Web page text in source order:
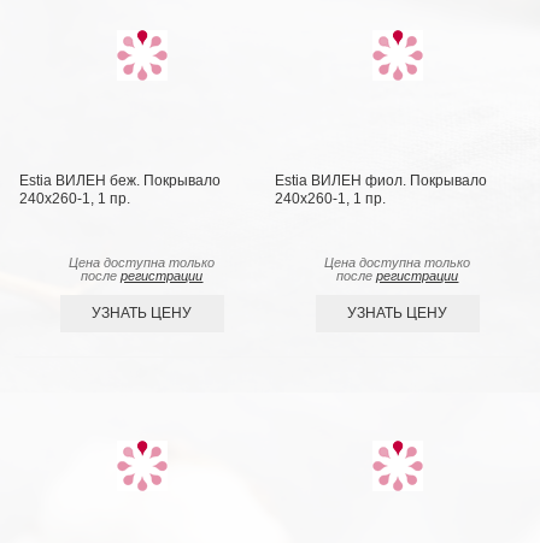
Estia ВИЛЕН беж. Покрывало
240х260-1, 1 пр.
Цена доступна только
послерегистрации
УЗНАТЬ ЦЕНУ
Estia ВИЛЕН фиол. Покрывало
240х260-1, 1 пр.
Цена доступна только
послерегистрации
УЗНАТЬ ЦЕНУ